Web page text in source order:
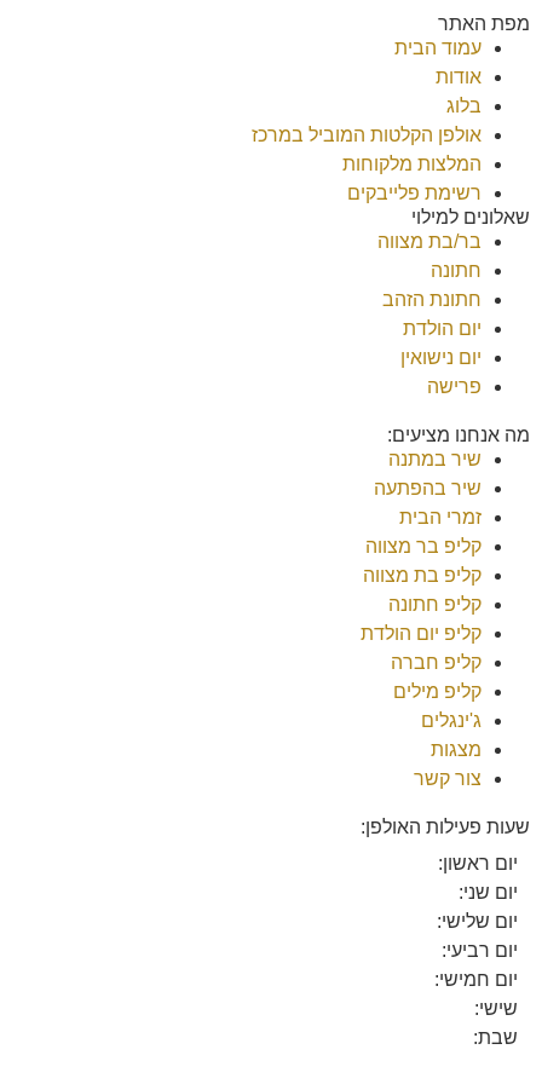
מפת האתר
עמוד הבית
אודות
בלוג
אולפן הקלטות המוביל במרכז
המלצות מלקוחות
רשימת פלייבקים
שאלונים למילוי
בר/בת מצווה
חתונה
חתונת הזהב
יום הולדת
יום נישואין
פרישה
מה אנחנו מציעים:
שיר במתנה
שיר בהפתעה
זמרי הבית
קליפ בר מצווה
קליפ בת מצווה
קליפ חתונה
קליפ יום הולדת
קליפ חברה
קליפ מילים
ג'ינגלים
מצגות
צור קשר
שעות פעילות האולפן:
יום ראשון:
יום שני:
יום שלישי:
יום רביעי:
יום חמישי:
שישי:
שבת: